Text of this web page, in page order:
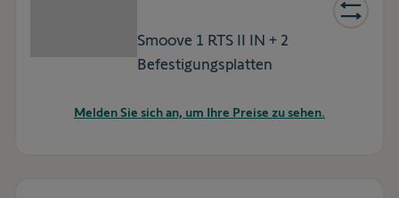
Smoove 1 RTS II IN + 2
Befestigungsplatten
Melden Sie sich an, um Ihre Preise zu sehen.